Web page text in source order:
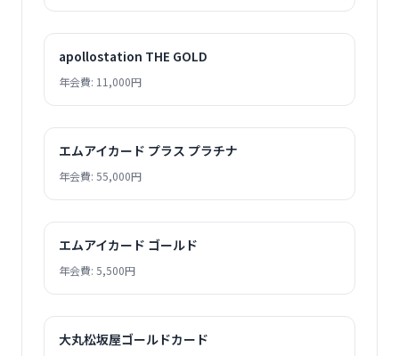
apollostation THE GOLD
年会費: 11,000円
エムアイカード プラス プラチナ
年会費: 55,000円
エムアイカード ゴールド
年会費: 5,500円
大丸松坂屋ゴールドカード